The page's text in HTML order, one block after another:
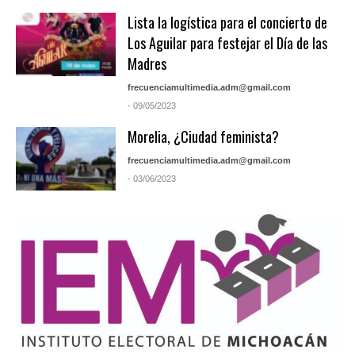
Lista la logística para el concierto de
Los Aguilar para festejar el Día de las
Madres
frecuenciamultimedia.adm@gmail.com
- 09/05/2023
Morelia, ¿Ciudad feminista?
frecuenciamultimedia.adm@gmail.com
- 03/06/2023